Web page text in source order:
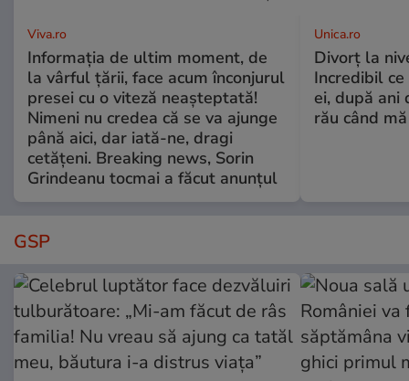
Viva.ro
Informația de ultim moment, de
la vârful țării, face acum înconjurul
presei cu o viteză neașteptată!
Nimeni nu credea că se va ajunge
până aici, dar iată-ne, dragi
cetățeni. Breaking news, Sorin
Grindeanu tocmai a făcut anunțul
Unica.ro
Divorț la
Incredibil
ei, după ani
rău când
GSP